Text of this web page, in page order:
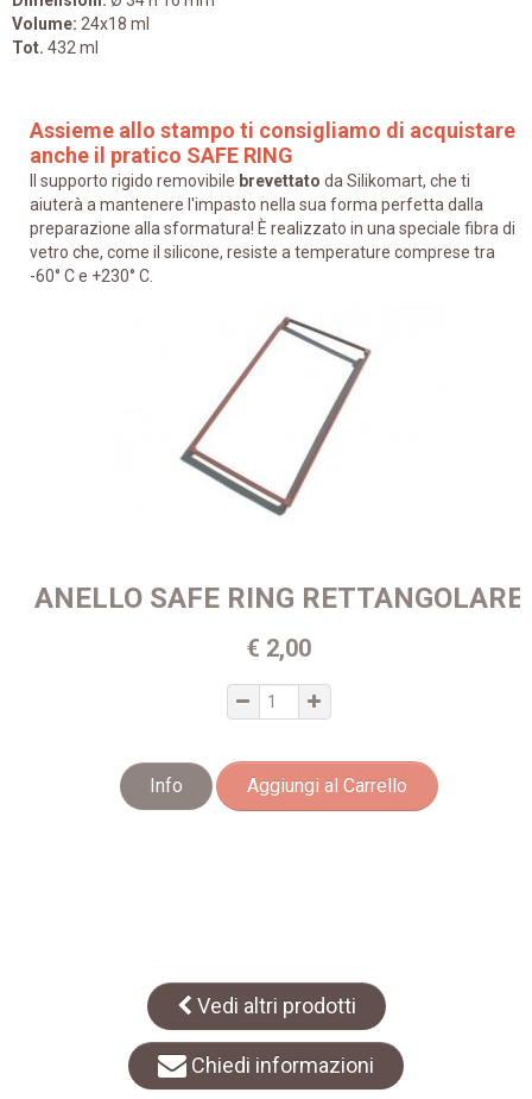
Volume: 24x18 ml
Tot. 432 ml
Assieme allo stampo ti consigliamo di acquistare
anche il pratico SAFE RING
Il supporto rigido removibile brevettato da Silikomart, che ti
aiuterà a mantenere l'impasto nella sua forma perfetta dalla
preparazione alla sformatura! È realizzato in una speciale fibra di
vetro che, come il silicone, resiste a temperature comprese tra
-60° C e +230° C.
ANELLO SAFE RING RETTANGOLARE
€ 2,00
Info Aggiungi al Carrello
Vedi altri prodotti
Chiedi informazioni